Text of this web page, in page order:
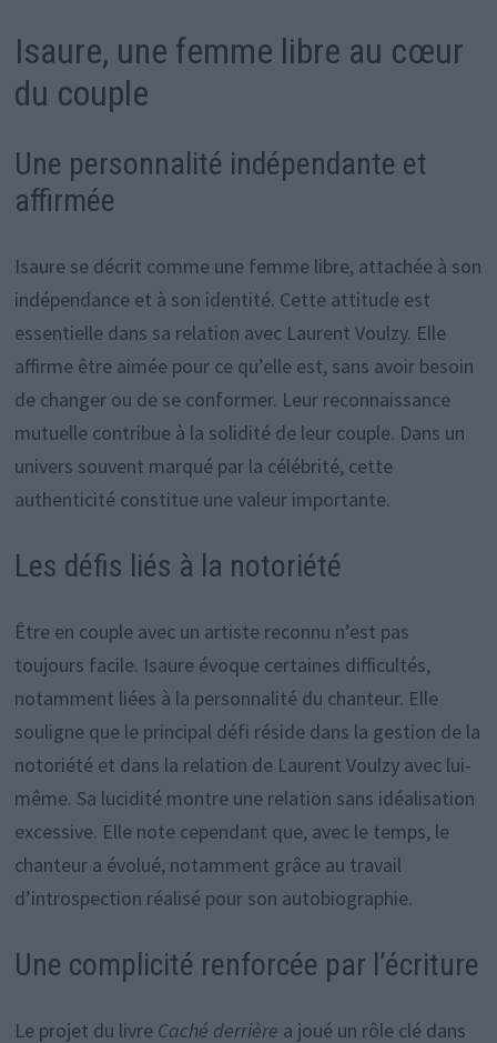
Isaure, une femme libre au cœur
du couple
Une personnalité indépendante et
affirmée
Isaure se décrit comme une femme libre, attachée à son
indépendance et à son identité. Cette attitude est
essentielle dans sa relation avec Laurent Voulzy. Elle
affirme être aimée pour ce qu’elle est, sans avoir besoin
de changer ou de se conformer. Leur reconnaissance
mutuelle contribue à la solidité de leur couple. Dans un
univers souvent marqué par la célébrité, cette
authenticité constitue une valeur importante.
Les défis liés à la notoriété
Être en couple avec un artiste reconnu n’est pas
toujours facile. Isaure évoque certaines difficultés,
notamment liées à la personnalité du chanteur. Elle
souligne que le principal défi réside dans la gestion de la
notoriété et dans la relation de Laurent Voulzy avec lui-
même. Sa lucidité montre une relation sans idéalisation
excessive. Elle note cependant que, avec le temps, le
chanteur a évolué, notamment grâce au travail
d’introspection réalisé pour son autobiographie.
Une complicité renforcée par l’écriture
Le projet du livre Caché derrière a joué un rôle clé dans